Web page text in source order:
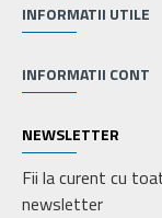
INFORMATII UTILE
INFORMATII CONT
NEWSLETTER
Fii la curent cu
newsletter